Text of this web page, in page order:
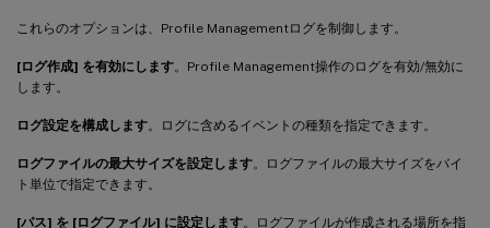
これらのオプションは、Profile Managementログを制御します。
[ログ作成] を有効にします。Profile Management操作のログを有効/無効に
します。
ログ設定を構成します。ログに含めるイベントの種類を指定できます。
ログファイルの最大サイズを設定します。ログファイルの最大サイズをバイ
ト単位で指定できます。
[パス] を [ログファイル] に設定します。ログファイルが作成される場所を指